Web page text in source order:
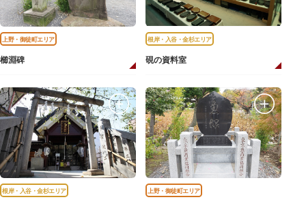
上野・御徒町エリア
櫛淵碑
根岸・入谷・金杉エリア
硯の資料室
根岸・入谷・金杉エリア 上野・御徒町エリア